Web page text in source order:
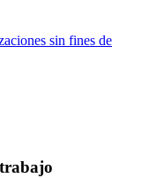
sin fines de